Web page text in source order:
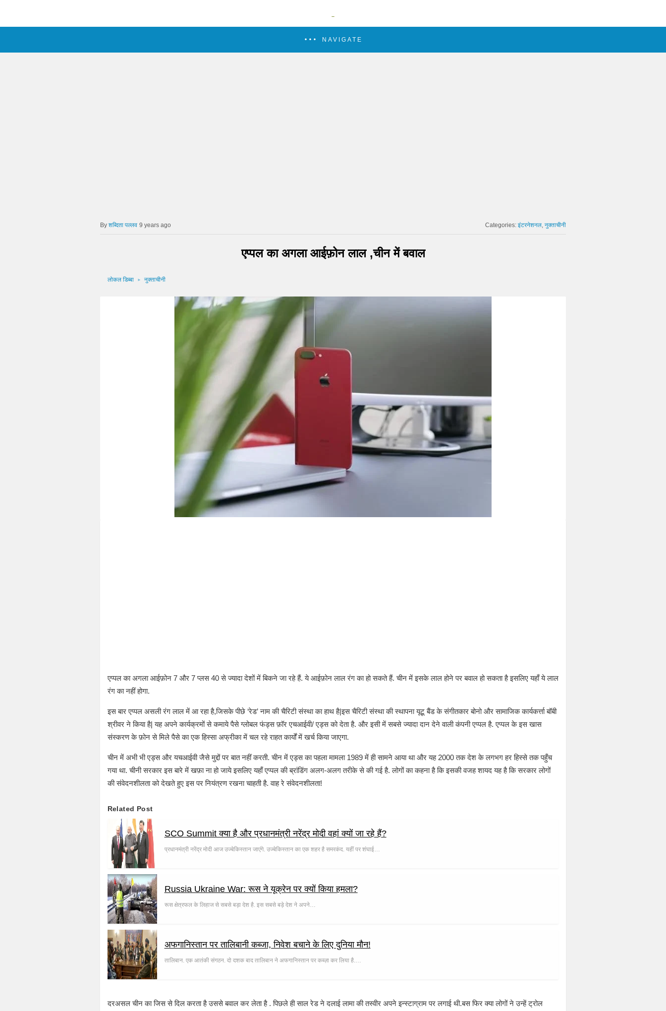
NAVIGATE
शब्दिता पल्लव 9 years ago Categories:इंटरनेशनल नुक्ताचीनी
एप्पल का अगला आईफ़ोन लाल ,चीन में बवाल
लोकल डिब्बा नुक्ताचीनी
एप्पल का अगला आईफ़ोन 7 और 7 प्लस 40 से ज्यादा देशों में बिकने जा रहे हैं. ये आईफ़ोन लाल रंग का हो सकते हैं. चीन में इसके लाल होने पर बवाल हो सकता है इसलिए यहाँ ये लाल
रंग का नहीं होगा.
इस बार एप्पल असली रंग लाल में आ रहा है,जिसके पीछे ‘रेड’ नाम की चैरिटी संस्था का हाथ है|इस चैरिटी संस्था की स्थापना यूटू बैंड के संगीतकार बोनो और सामाजिक कार्यकर्त्ता बॉबी
श्रीवर ने किया है| यह अपने कार्यक्रमों से कमाये पैसे ग्लोबल फंड्स फ़ॉर एचआईवी/ एड्स को देता है. और इसी में सबसे ज्यादा दान देने वाली कंपनी एप्पल है. एप्पल के इस खास
संस्करण के फ़ोन से मिले पैसे का एक हिस्सा अफ्रीका में चल रहे राहत कार्यों में खर्च किया जाएगा.
चीन में अभी भी एड्स और यचआईवी जैसे मुद्दों पर बात नहीं करती. चीन में एड्स का पहला मामला 1989 में ही सामने आया था और यह 2000 तक देश के लगभग हर हिस्से तक पहुँच
गया था. चीनी सरकार इस बारे में खफ़ा ना हो जाये इसलिए यहाँ एप्पल की ब्रांडिंग अलग-अलग तरीके से की गई है. लोगों का कहना है कि इसकी वजह शायद यह है कि सरकार लोगों
की संवेदनशीलता को देखते हुए इस पर नियंत्रण रखना चाहती है. वाह रे संवेदनशीलता!
Related Post
SCO Summit क्या है और प्रधानमंत्री नरेंद्र मोदी वहां क्यों जा रहे हैं?
प्रधानमंत्री नरेंद्र मोदी आज उज्बेकिस्तान जाएंगे. उज्बेकिस्तान का एक शहर है समरकंद. यहीं पर शंघाई…
Russia Ukraine War: रूस ने यूक्रेन पर क्यों किया हमला?
रूस क्षेत्रफल के लिहाज से सबसे बड़ा देश है. इस सबसे बड़े देश ने अपने…
अफगानिस्तान पर तालिबानी कब्जा, निवेश बचाने के लिए दुनिया मौन!
तालिबान. एक आतंकी संगठन. दो दशक बाद तालिबान ने अफगानिस्तान पर कब्ज़ा कर लिया है.…
दरअसल चीन का जिस से दिल करता है उससे बवाल कर लेता है . पिछले ही साल रेड ने दलाई लामा की तस्वीर अपने इन्स्टाग्राम पर लगाई थी.बस फिर क्या लोगों ने उन्हें ट्रोल